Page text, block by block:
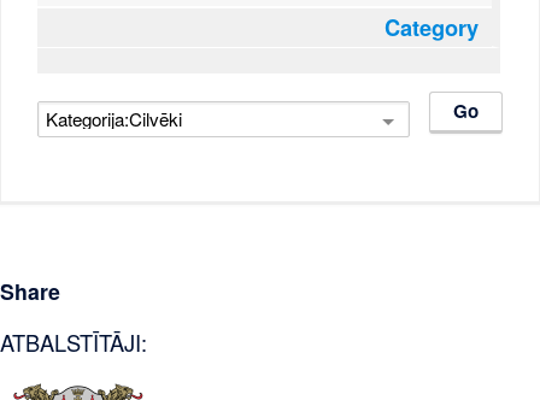
Category
Share
ATBALSTĪTĀJI: